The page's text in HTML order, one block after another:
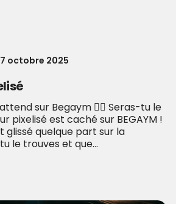
octobre 2025
sur Begaym ❤️‍🔥 Seras-tu le
pixelisé est caché sur BEGAYM !
glissé quelque part sur la
le trouves et que...